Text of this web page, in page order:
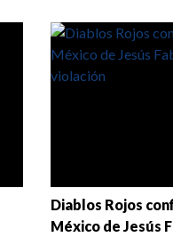
Diablos Rojos
México de Jesús